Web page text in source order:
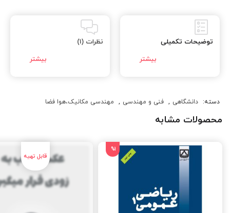
توضیحات تکمیلی نظرات (1)
دسته: دانشگاهی , فنی و مهندسی , مهندسی مکانیک،هوا فضا
محصولات مشابه